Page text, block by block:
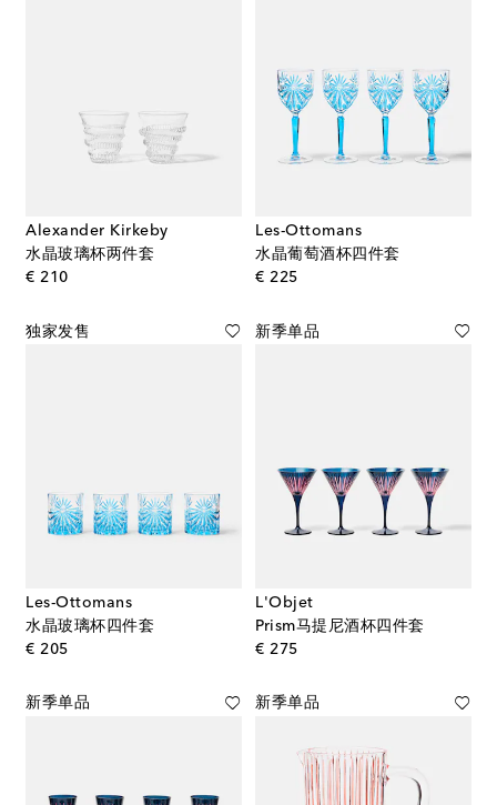
Alexander Kirkeby
水晶玻璃杯两件套
€ 210original price
Les-Ottomans
水晶葡萄酒杯四件套
€ 225original price
独家发售
Les-Ottomans
水晶玻璃杯四件套
€ 205original price
新季单品
L'Objet
Prism马提尼酒杯四件套
€ 275original price
新季单品 新季单品